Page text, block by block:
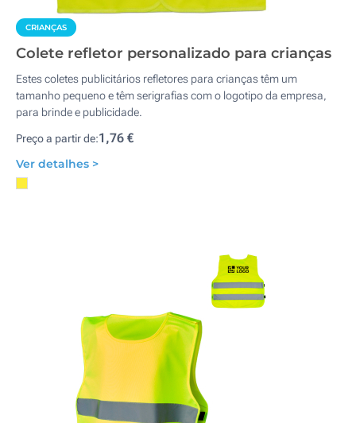
CRIANÇAS
Colete refletor personalizado para crianças
Estes coletes publicitários refletores para crianças têm um
tamanho pequeno e têm serigrafias com o logotipo da empresa,
para brinde e publicidade.
Preço a partir de:1,76 €
Ver detalhes >